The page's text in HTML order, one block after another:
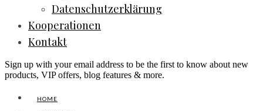
Datenschutzerklärung
Kooperationen
Kontakt
Sign up with your email address to be the first to know about new
products, VIP offers, blog features & more.
HOME